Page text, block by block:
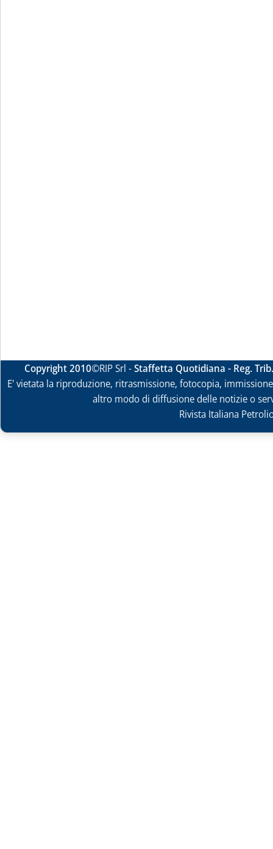
Copyright 2010©RIP Srl -Staffetta Quotidiana - Reg.
E' vietata la riproduzione, ritrasmissione, fotocopia,
altro modo di diffusione delle notizie o
Rivista Italiana